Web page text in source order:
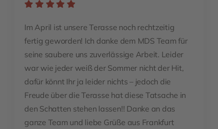
Im April ist unsere Terasse noch rechtzeitig
fertig geworden! Ich danke dem MDS Team für
seine saubere uns zuverlässige Arbeit. Leider
war wie jeder weiß der Sommer nicht der Hit,
dafür könnt Ihr ja leider nichts – jedoch die
Freude über die Terasse hat diese Tatsache in
den Schatten stehen lassen!! Danke an das
ganze Team und liebe Grüße aus Frankfurt